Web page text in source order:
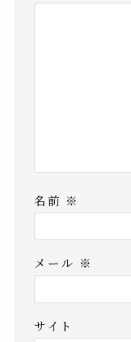
名前 ※
メール ※
サイト